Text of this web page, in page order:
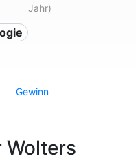
Jahr)
Gewinn
Wolters